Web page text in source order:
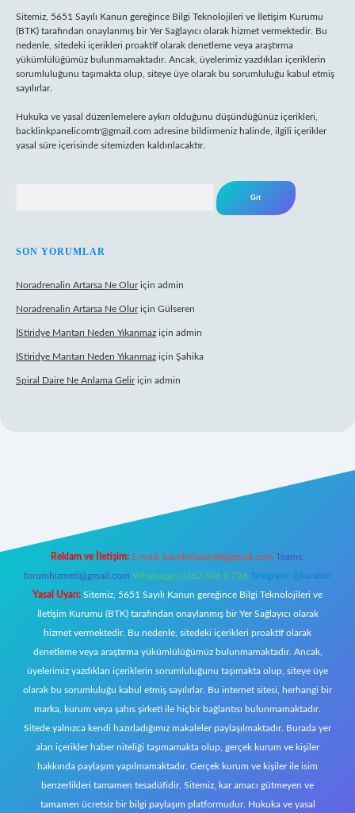
Sitemiz, 5651 Sayılı Kanun gereğince Bilgi Teknolojileri ve İletişim Kurumu
(BTK) tarafından onaylanmış bir Yer Sağlayıcı olarak hizmet vermektedir. Bu
nedenle, sitedeki içerikleri proaktif olarak denetleme veya araştırma
yükümlülüğümüz bulunmamaktadır. Ancak, üyelerimiz yazdıkları içeriklerin
sorumluluğunu taşımakta olup, siteye üye olarak bu sorumluluğu kabul etmiş
sayılırlar.
Hukuka ve yasal düzenlemelere aykırı olduğunu düşündüğünüz içerikleri,
backlinkpanelicomtr@gmail.com adresine bildirmeniz halinde, ilgili içerikler
yasal süre içerisinde sitemizden kaldırılacaktır.
SON YORUMLAR
Noradrenalin Artarsa Ne Oluriçin admin
Noradrenalin Artarsa Ne Oluriçin Gülseren
İStiridye Mantarı Neden Yıkanmaz için admin
İStiridye Mantarı Neden Yıkanmaz için Şahika
Spiral Daire Ne Anlama Geliriçin admin
Reklam ve İletişim: E-mail: backlinkpaneli@gmail.com Teams:
forumhizmeti@gmail.com Whatsapp: 0262 606 0 726 Telegram: @karabul
Yasal Uyarı: Sitemiz, 5651 Sayılı Kanun gereğince Bilgi Teknolojileri ve
İletişim Kurumu (BTK) tarafından onaylanmış bir Yer Sağlayıcı olarak
hizmet vermektedir. Bu nedenle, sitedeki içerikleri proaktif olarak
denetleme veya araştırma yükümlülüğümüz bulunmamaktadır. Ancak,
üyelerimiz yazdıkları içeriklerin sorumluluğunu taşımakta olup, siteye üye
olarak bu sorumluluğu kabul etmiş sayılırlar. Bu internet sitesi, herhangi bir
marka, kurum veya şahıs şirketi ile hiçbir bağlantısı bulunmamaktadır.
Sitede yalnızca kendi hazırladığımız makaleler paylaşılmaktadır. Burada yer
alan içerikler haber niteliği taşımamakta olup, gerçek kurum ve kişiler
hakkında paylaşım yapılmamaktadır. Gerçek kurum ve kişiler ile isim
benzerlikleri tamamen tesadüfidir. Sitemiz, kar amacı gütmeyen ve
tamamen ücretsiz bir bilgi paylaşım platformudur. Hukuka ve yasal